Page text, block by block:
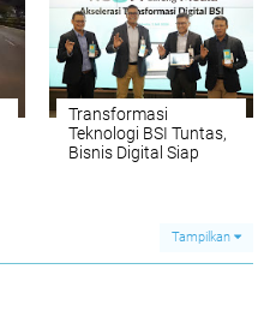
Transformasi
Teknologi BSI Tuntas,
Bisnis Digital Siap
Tampilkan